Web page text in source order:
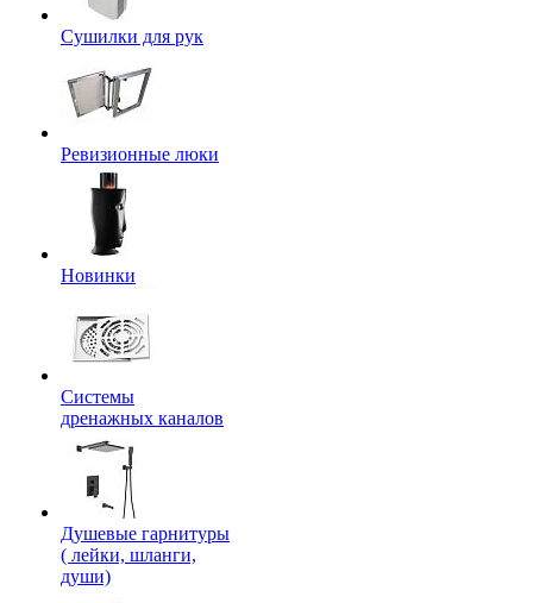
Сушилки для рук
Ревизионные люки
Новинки
Системы
дренажных каналов
Душевые гарнитуры
( лейки, шланги,
души)